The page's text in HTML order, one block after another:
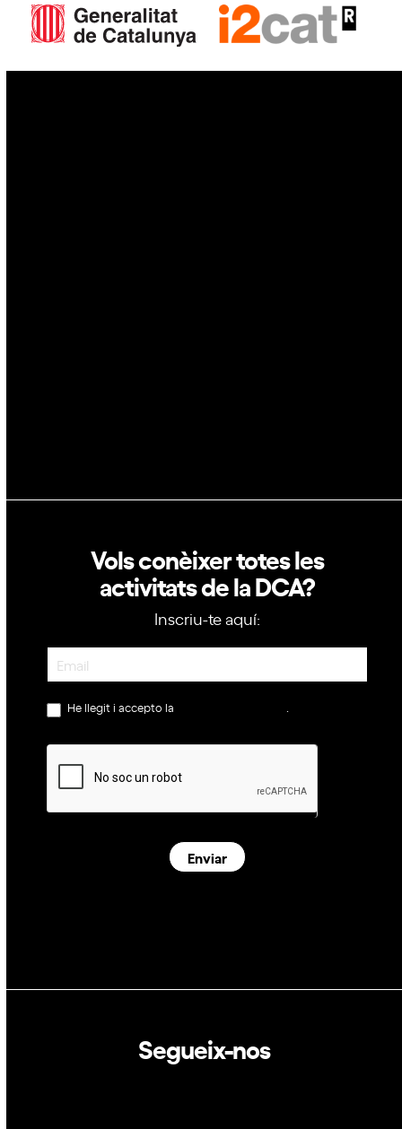
Vols conèixer totes les
activitats de la DCA?
Inscriu-te aquí:
Newsletter
He llegit i accepto la
Enviar
Segueix-nos